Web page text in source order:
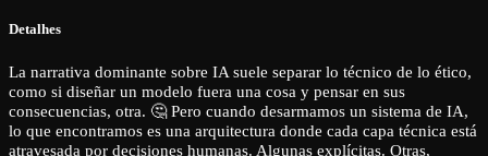
Detalhes
La narrativa dominante sobre IA suele separar lo técnico de lo ético,
como si diseñar un modelo fuera una cosa y pensar en sus
consecuencias, otra. 🤔 Pero cuando desarmamos un sistema de IA,
lo que encontramos es una arquitectura donde cada capa técnica está
atravesada por decisiones humanas. Algunas explícitas. Otras,